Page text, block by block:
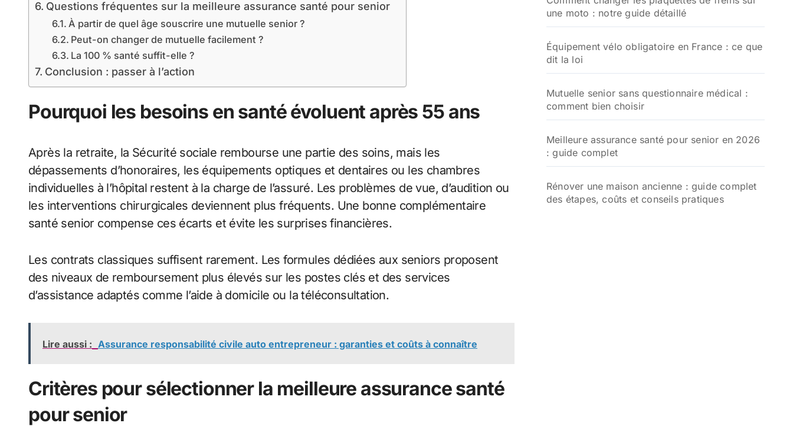
Questions fréquentes sur la meilleure assurance santé pour senior
À partir de quel âge souscrire une mutuelle senior ?
Peut-on changer de mutuelle facilement ?
La 100 % santé suffit-elle ?
Conclusion : passer à l’action
Pourquoi les besoins en santé évoluent après 55 ans
Après la retraite, la Sécurité sociale rembourse une partie des soins, mais les
dépassements d’honoraires, les équipements optiques et dentaires ou les chambres
individuelles à l’hôpital restent à la charge de l’assuré. Les problèmes de vue, d’audition ou
les interventions chirurgicales deviennent plus fréquents. Une bonne complémentaire
santé senior compense ces écarts et évite les surprises financières.
Les contrats classiques suffisent rarement. Les formules dédiées aux seniors proposent
des niveaux de remboursement plus élevés sur les postes clés et des services
d’assistance adaptés comme l’aide à domicile ou la téléconsultation.
Lire aussi : Assurance responsabilité civile auto entrepreneur : garanties et coûts à connaître
Critères pour sélectionner la meilleure assurance santé
pour senior
une moto : notre guide détaillé
Équipement vélo obligatoire en France : ce que
dit la loi
Mutuelle senior sans questionnaire médical :
comment bien choisir
Meilleure assurance santé pour senior en 2026
: guide complet
Rénover une maison ancienne : guide complet
des étapes, coûts et conseils pratiques